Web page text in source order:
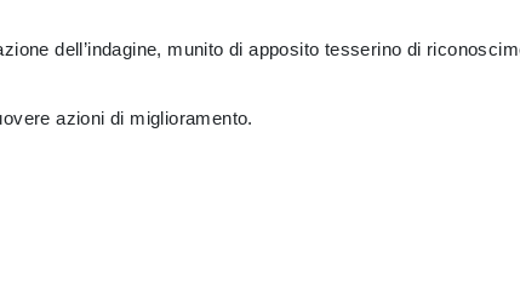
dell’indagine, munito di apposito tesserino di
azioni di miglioramento.